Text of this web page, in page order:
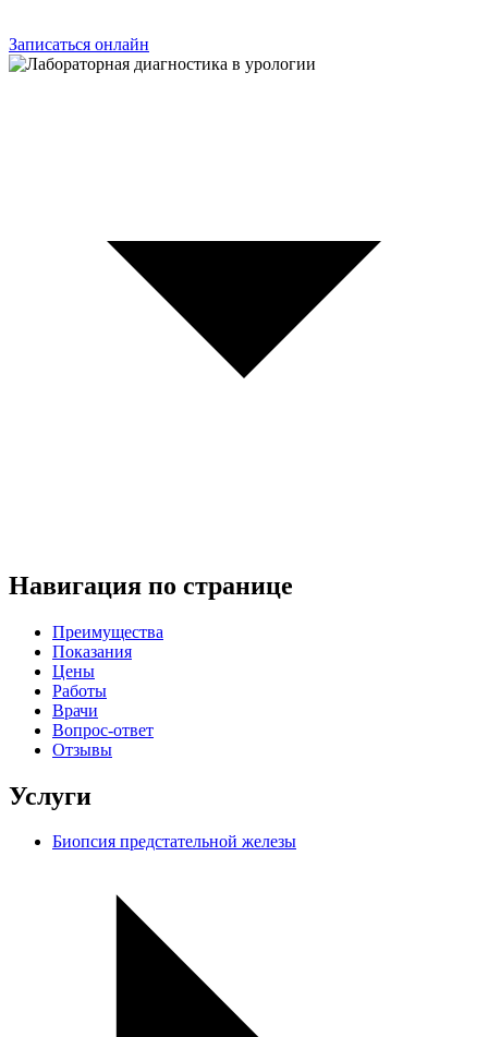
Записаться онлайн
Навигация по странице
Преимущества
Показания
Цены
Работы
Врачи
Вопрос-ответ
Отзывы
Услуги
Биопсия предстательной железы